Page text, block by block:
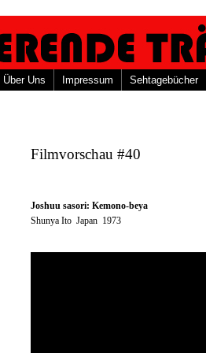
Über Uns Impressum Sehtagebücher
Filmvorschau #40
Joshuu sasori: Kemono-beya
Shunya Ito Japan 1973